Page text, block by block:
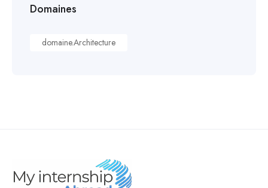
Domaines
domaine.Architecture